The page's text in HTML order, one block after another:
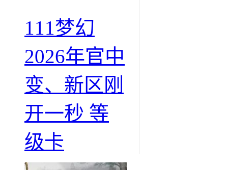
111梦幻
2026年官中
变、新区刚
开一秒 等
级卡